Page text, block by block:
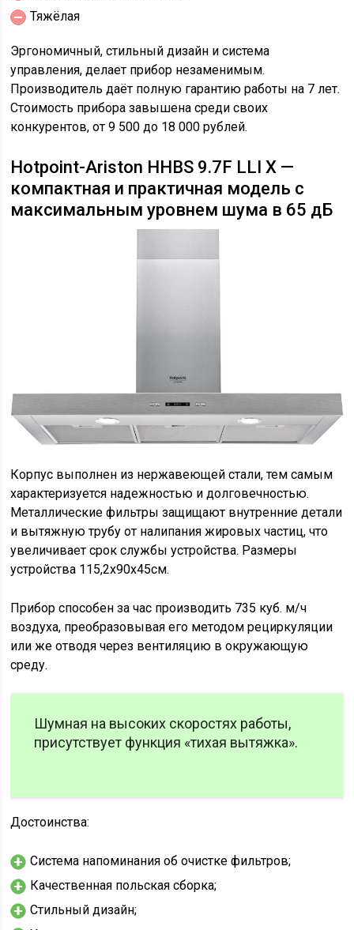
Тяжёлая
Эргономичный, стильный дизайн и система
управления, делает прибор незаменимым.
Производитель даёт полную гарантию работы на 7 лет.
Стоимость прибора завышена среди своих
конкурентов, от 9 500 до 18 000 рублей.
Hotpoint-Ariston HHBS 9.7F LLI X —
компактная и практичная модель с
максимальным уровнем шума в 65 дБ
Корпус выполнен из нержавеющей стали, тем самым
характеризуется надежностью и долговечностью.
Металлические фильтры защищают внутренние детали
и вытяжную трубу от налипания жировых частиц, что
увеличивает срок службы устройства. Размеры
устройства 115,2х90х45см.
Прибор способен за час производить 735 куб. м/ч
воздуха, преобразовывая его методом рециркуляции
или же отводя через вентиляцию в окружающую
среду.
Шумная на высоких скоростях работы,
присутствует функция «тихая вытяжка».
Достоинства:
Система напоминания об очистке фильтров;
Качественная польская сборка;
Стильный дизайн;